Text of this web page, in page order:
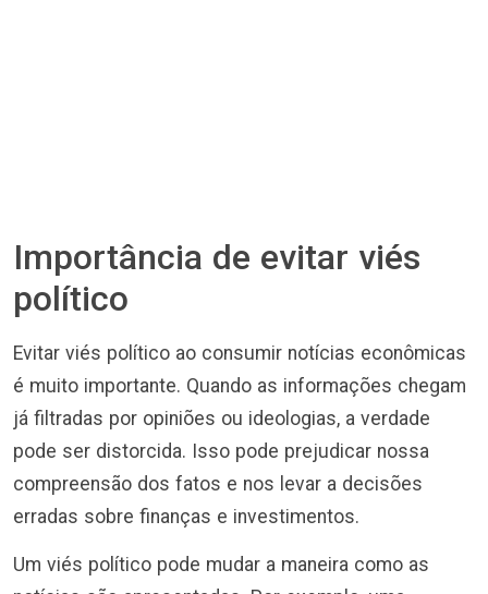
Importância de evitar viés
político
Evitar viés político ao consumir notícias econômicas
é muito importante. Quando as informações chegam
já filtradas por opiniões ou ideologias, a verdade
pode ser distorcida. Isso pode prejudicar nossa
compreensão dos fatos e nos levar a decisões
erradas sobre finanças e investimentos.
Um viés político pode mudar a maneira como as